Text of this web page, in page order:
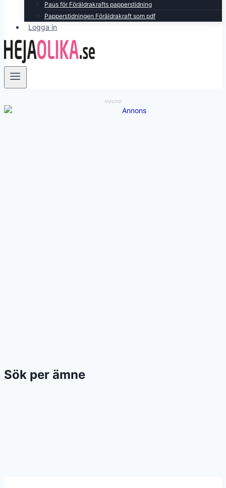
Paus för Föräldrakrafts papperstidning
Papperstidningen Föräldrakraft som pdf
Logga in
ANNONS
Sök per ämne